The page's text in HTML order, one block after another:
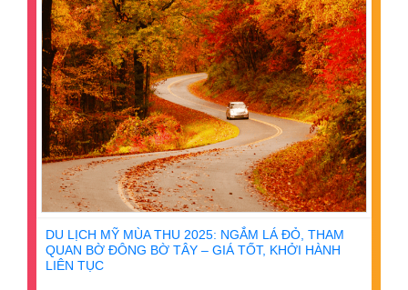
DU LỊCH MỸ MÙA THU 2025: NGẮM LÁ ĐỎ, THAM
QUAN BỜ ĐÔNG BỜ TÂY – GIÁ TỐT, KHỞI HÀNH
LIÊN TỤC